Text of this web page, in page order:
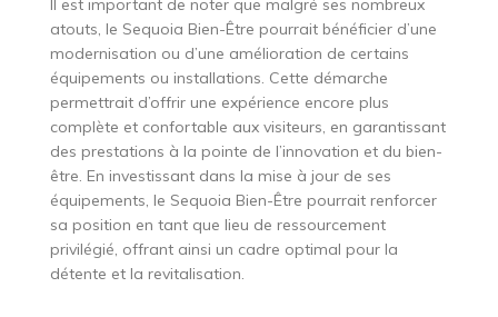
Il est important de noter que malgré ses nombreux
atouts, le Sequoia Bien-Être pourrait bénéficier d’une
modernisation ou d’une amélioration de certains
équipements ou installations. Cette démarche
permettrait d’offrir une expérience encore plus
complète et confortable aux visiteurs, en garantissant
des prestations à la pointe de l’innovation et du bien-
être. En investissant dans la mise à jour de ses
équipements, le Sequoia Bien-Être pourrait renforcer
sa position en tant que lieu de ressourcement
privilégié, offrant ainsi un cadre optimal pour la
détente et la revitalisation.